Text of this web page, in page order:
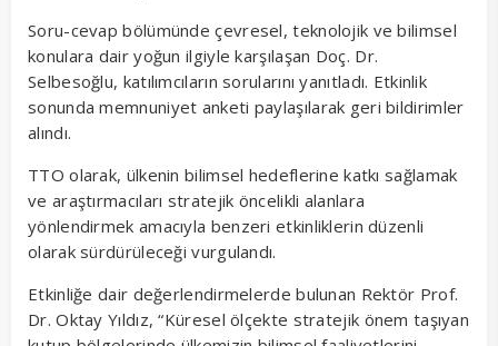
Soru-cevap bölümünde çevresel, teknolojik ve bilimsel
konulara dair yoğun ilgiyle karşılaşan Doç. Dr.
Selbesoğlu, katılımcıların sorularını yanıtladı. Etkinlik
sonunda memnuniyet anketi paylaşılarak geri bildirimler
alındı.
TTO olarak, ülkenin bilimsel hedeflerine katkı sağlamak
ve araştırmacıları stratejik öncelikli alanlara
yönlendirmek amacıyla benzeri etkinliklerin düzenli
olarak sürdürüleceği vurgulandı.
Etkinliğe dair değerlendirmelerde bulunan Rektör Prof.
Dr. Oktay Yıldız, “Küresel ölçekte stratejik önem taşıyan